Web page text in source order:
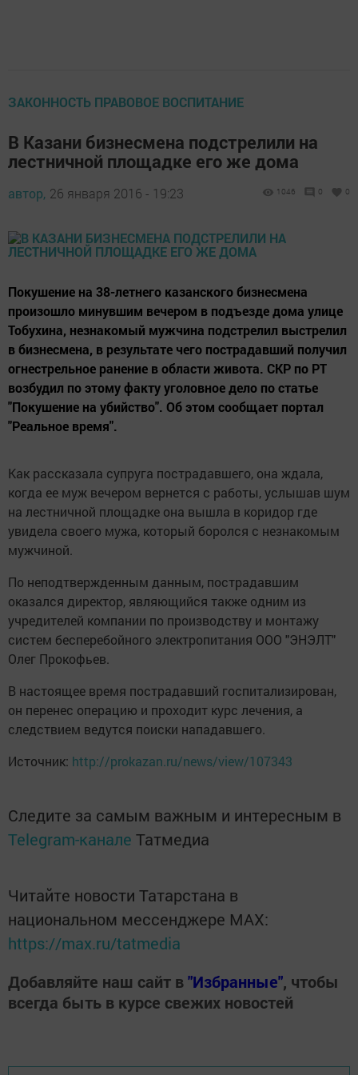
ЗАКОННОСТЬ ПРАВОВОЕ ВОСПИТАНИЕ
В Казани бизнесмена подстрелили на
лестничной площадке его же дома
автор, 26 января 2016 - 19:23 1046 0 0
Покушение на 38-летнего казанского бизнесмена
произошло минувшим вечером в подъезде дома улице
Тобухина, незнакомый мужчина подстрелил выстрелил
в бизнесмена, в результате чего пострадавший получил
огнестрельное ранение в области живота. СКР по РТ
возбудил по этому факту уголовное дело по статье
"Покушение на убийство". Об этом сообщает портал
"Реальное время".
Как рассказала супруга пострадавшего, она ждала,
когда ее муж вечером вернется с работы, услышав шум
на лестничной площадке она вышла в коридор где
увидела своего мужа, который боролся с незнакомым
мужчиной.
По неподтвержденным данным, пострадавшим
оказался директор, являющийся также одним из
учредителей компании по производству и монтажу
систем бесперебойного электропитания ООО "ЭНЭЛТ"
Олег Прокофьев.
В настоящее время пострадавший госпитализирован,
он перенес операцию и проходит курс лечения, а
следствием ведутся поиски нападавшего.
Источник: http://prokazan.ru/news/view/107343
Следите за самым важным и интересным в
Telegram-канале Татмедиа
Читайте новости Татарстана в
национальном мессенджере MАХ:
https://max.ru/tatmedia
Добавляйте наш сайт в"Избранные", чтобы
всегда быть в курсе свежих новостей